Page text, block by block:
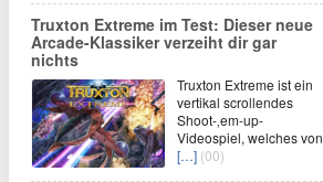
Truxton Extreme im Test: Dieser neue
Arcade-Klassiker verzeiht dir gar
nichts
Truxton Extreme ist ein
vertikal scrollendes
Shoot-‚em-up-
Videospiel, welches von
[…] (00)